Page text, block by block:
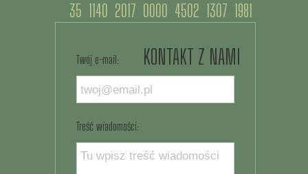
KONTAKT Z NAMI
Twój e-mail:
Treść wiadomości:
35 1140 2017 0000 4502 1307 1981